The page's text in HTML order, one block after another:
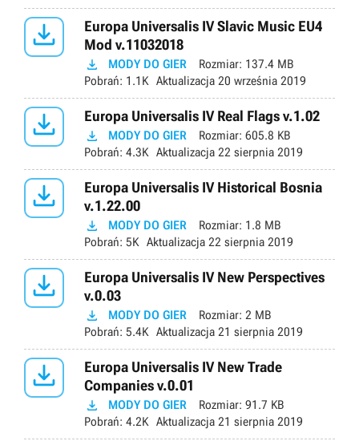

Europa Universalis IV Slavic Music EU4
Mod v.11032018
 MODY DO GIER Rozmiar: 137.4 MB
Pobrań: 1.1K Aktualizacja 20 września 2019
 Europa Universalis IV Real Flags v.1.02
 MODY DO GIER Rozmiar: 605.8 KB
Pobrań: 4.3K Aktualizacja 22 sierpnia 2019

Europa Universalis IV Historical Bosnia
v.1.22.00
 MODY DO GIER Rozmiar: 1.8 MB
Pobrań: 5K Aktualizacja 22 sierpnia 2019

Europa Universalis IV New Perspectives
v.0.03
 MODY DO GIER Rozmiar: 2 MB
Pobrań: 5.4K Aktualizacja 21 sierpnia 2019

Europa Universalis IV New Trade
Companies v.0.01
 MODY DO GIER Rozmiar: 91.7 KB
Pobrań: 4.2K Aktualizacja 21 sierpnia 2019